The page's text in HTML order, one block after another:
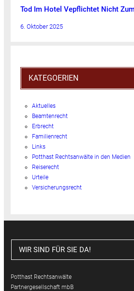
Tod Im Hotel Vepflichtet Nicht
6. Oktober 2025
KATEGOERIEN
Aktuelles
Beamtenrecht
Erbrecht
Familienrecht
Links
Potthast Rechtsanwälte in den Medien
Reiserecht
Urteile
Versicherungsrecht
WIR SIND FÜR SIE DA!
Potthast Rechtsanwälte
Partnergesellschaft mbB